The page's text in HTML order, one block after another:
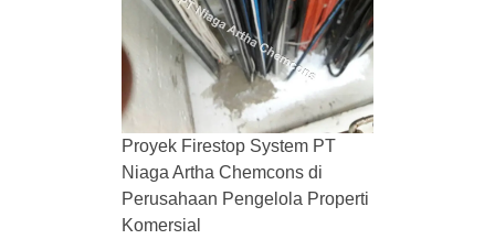
Proyek Firestop System PT
Niaga Artha Chemcons di
Perusahaan Pengelola Properti
Komersial